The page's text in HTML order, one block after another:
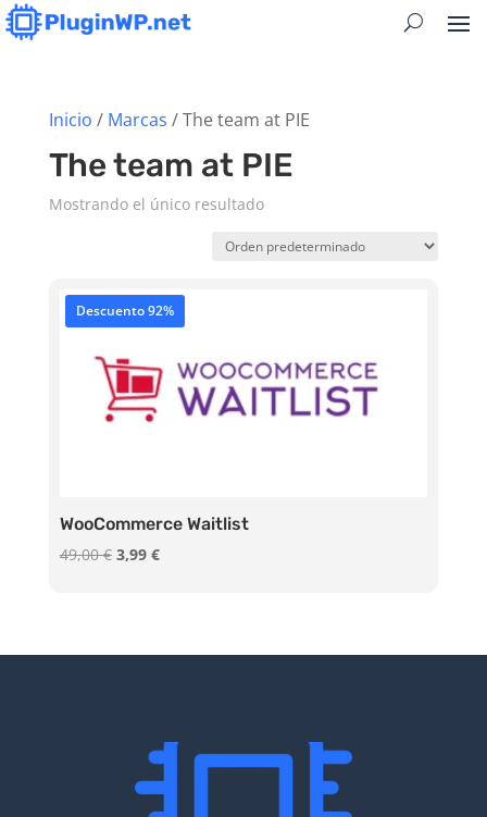
Inicio / Marcas / The team at PIE
The team at PIE
Mostrando el único resultado
Descuento 92%
WooCommerce Waitlist
49,00€ El
49,00 €.
3,99 €El
3,99 €.